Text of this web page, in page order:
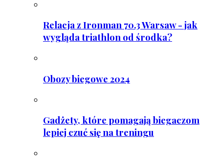
Relacja z Ironman 70.3 Warsaw - jak
wygląda triathlon od środka?
Obozy biegowe 2024
Gadżety, które pomagają biegaczom
lepiej czuć się na treningu